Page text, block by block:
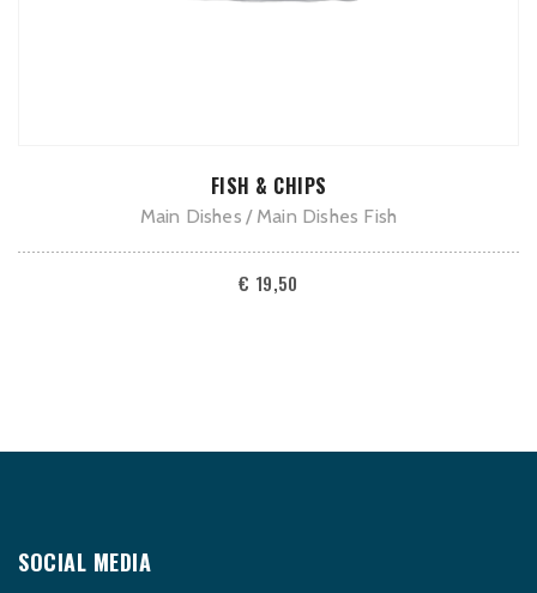
ADD TO CART
FISH & CHIPS
Main Dishes Main Dishes Fish
€ 19,50
SOCIAL MEDIA